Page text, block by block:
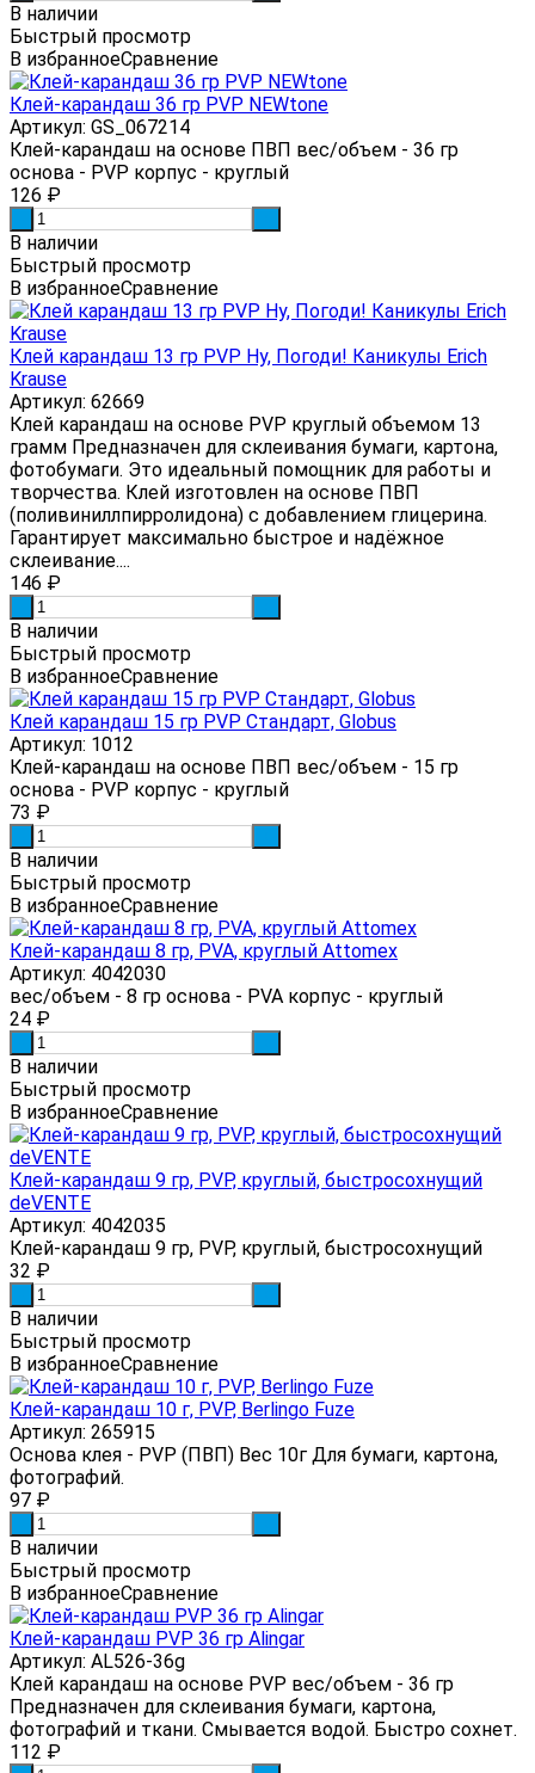
В наличии
Быстрый просмотр
В избранноеСравнение
Клей-карандаш 36 гр PVP NEWtone
Артикул: GS_067214
Клей-карандаш на основе ПВП вес/объем - 36 гр
основа - PVP корпус - круглый
126 ₽
В наличии
Быстрый просмотр
В избранноеСравнение
Клей карандаш 13 гр PVP Ну, Погоди! Каникулы Erich
Krause
Артикул: 62669
Клей карандаш на основе PVP круглый объемом 13
грамм Предназначен для склеивания бумаги, картона,
фотобумаги. Это идеальный помощник для работы и
творчества. Клей изготовлен на основе ПВП
(поливиниллпирролидона) с добавлением глицерина.
Гарантирует максимально быстрое и надёжное
склеивание....
146 ₽
В наличии
Быстрый просмотр
В избранноеСравнение
Клей карандаш 15 гр PVP Стандарт, Globus
Артикул: 1012
Клей-карандаш на основе ПВП вес/объем - 15 гр
основа - PVP корпус - круглый
73 ₽
В наличии
Быстрый просмотр
В избранноеСравнение
Клей-карандаш 8 гр, PVA, круглый Attomex
Артикул: 4042030
вес/объем - 8 гр основа - PVA корпус - круглый
24 ₽
В наличии
Быстрый просмотр
В избранноеСравнение
Клей-карандаш 9 гр, PVP, круглый, быстросохнущий
deVENTE
Артикул: 4042035
Клей-карандаш 9 гр, PVP, круглый, быстросохнущий
32 ₽
В наличии
Быстрый просмотр
В избранноеСравнение
Клей-карандаш 10 г, PVP, Berlingo Fuze
Артикул: 265915
Основа клея - PVP (ПВП) Вес 10г Для бумаги, картона,
фотографий.
97 ₽
В наличии
Быстрый просмотр
В избранноеСравнение
Клей-карандаш PVP 36 гр Alingar
Артикул: AL526-36g
Клей карандаш на основе PVP вес/объем - 36 гр
Предназначен для склеивания бумаги, картона,
фотографий и ткани. Смывается водой. Быстро сохнет.
112 ₽